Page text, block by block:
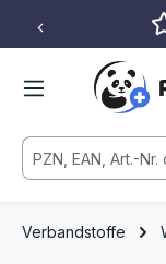
Zum
Verbandstoffe